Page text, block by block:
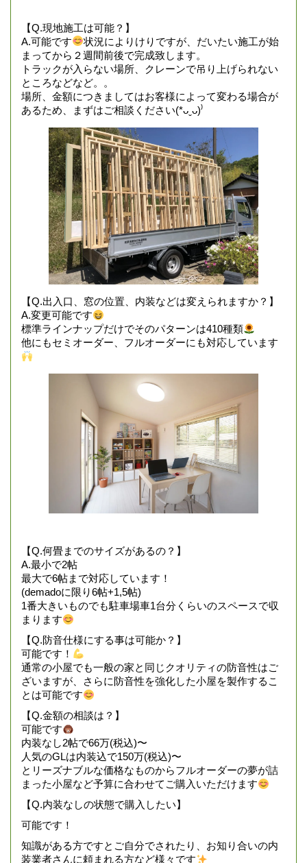
【Q.現地施工は可能？】
A.可能です
状況によりけりですが、だいたい施工が始
まってから２週間前後で完成致します。
トラックが入らない場所、クレーンで吊り上げられない
ところなどなど。。
場所、金額につきましてはお客様によって変わる場合が
あるため、まずはご相談ください(*ᴗˬᴗ)⁾
【Q.出入口、窓の位置、内装などは変えられますか？】
A.変更可能です
標準ラインナップだけでそのパターンは410種類
他にもセミオーダー、フルオーダーにも対応しています
【Q.何畳までのサイズがあるの？】
A.最小で2帖
最大で6帖まで対応しています！
(demadoに限り6帖+1,5帖)
1番大きいものでも駐車場車1台分くらいのスペースで収
まります
【Q.防音仕様にする事は可能か？】
可能です！
通常の小屋でも一般の家と同じクオリティの防音性はご
ざいますが、さらに防音性を強化した小屋を製作するこ
とは可能です
【Q.金額の相談は？】
可能です
内装なし2帖で66万(税込)〜
人気のGLは内装込で150万(税込)〜
とリーズナブルな価格なものからフルオーダーの夢が詰
まった小屋など予算に合わせてご購入いただけます
【Q.内装なしの状態で購入したい】
可能です！
知識がある方ですとご自分でされたり、お知り合いの内
装業者さんに頼まれる方など様々です